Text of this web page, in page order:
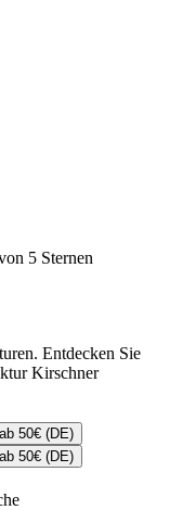
5 Sternen
Entdecken Sie
Kirschner
50€ (DE)
50€ (DE)